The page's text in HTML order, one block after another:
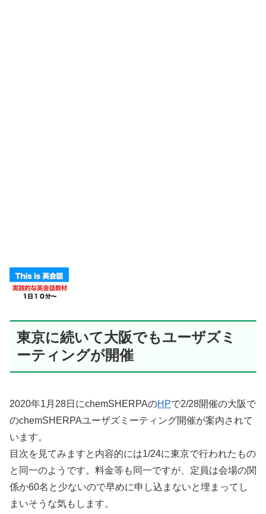
東京に続いて大阪でもユーザズミ
ーティングが開催
2020年1月28日にchemSHERPAのHPで2/28開催の大阪で
のchemSHERPAユーザズミーティング開催が案内されて
います。
目次を見てみますと内容的には1/24に東京で行われたもの
と同一のようです。料金等も同一ですが、定員は会場の関
係か60名と少ないので早めに申し込まないと埋まってし
まいそうな気もします。